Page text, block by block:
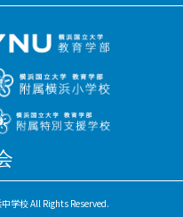
学校 All Rights Reserved.